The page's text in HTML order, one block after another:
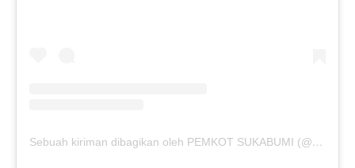
Sebuah kiriman dibagikan oleh PEMKOT SUKABUMI (@pemkotsukabumi_)